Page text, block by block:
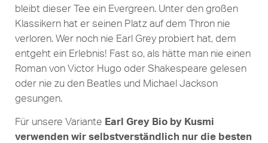
bleibt dieser Tee ein Evergreen. Unter den großen
Klassikern hat er seinen Platz auf dem Thron nie
verloren. Wer noch nie Earl Grey probiert hat, dem
entgeht ein Erlebnis! Fast so, als hätte man nie einen
Roman von Victor Hugo oder Shakespeare gelesen
oder nie zu den Beatles und Michael Jackson
gesungen.
Für unsere Variante Earl Grey Bio by Kusmi
verwenden wir selbstverständlich nur die besten